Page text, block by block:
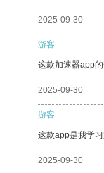
2025-09-30
游客
这款加速器app
2025-09-30
游客
这款app是我学
2025-09-30